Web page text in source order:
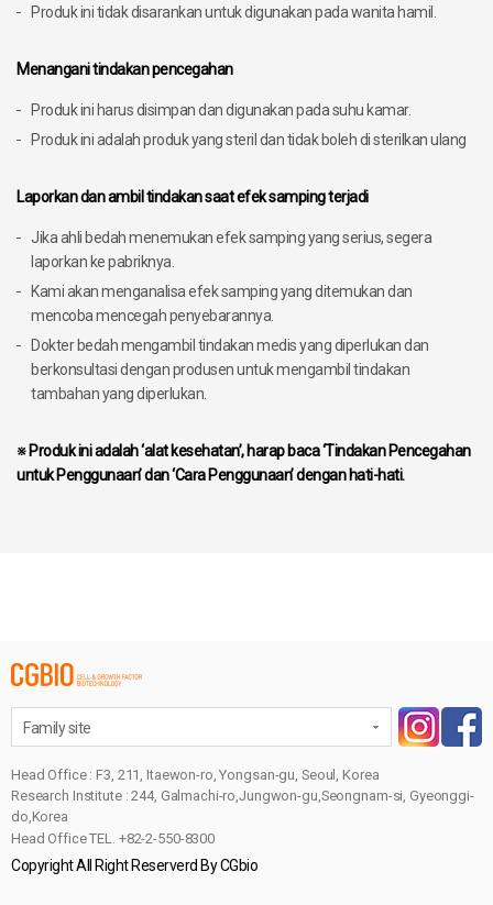
Produk ini tidak disarankan untuk digunakan pada wanita hamil.
Menangani tindakan pencegahan
Produk ini harus disimpan dan digunakan pada suhu kamar.
Produk ini adalah produk yang steril dan tidak boleh di sterilkan ulang
Laporkan dan ambil tindakan saat efek samping terjadi
Jika ahli bedah menemukan efek samping yang serius, segera
laporkan ke pabriknya.
Kami akan menganalisa efek samping yang ditemukan dan
mencoba mencegah penyebarannya.
Dokter bedah mengambil tindakan medis yang diperlukan dan
berkonsultasi dengan produsen untuk mengambil tindakan
tambahan yang diperlukan.
※ Produk ini adalah ‘alat kesehatan’, harap baca ‘Tindakan Pencegahan
untuk Penggunaan’ dan ‘Cara Penggunaan’ dengan hati-hati.
Head Office : F3, 211, Itaewon-ro, Yongsan-gu, Seoul, Korea
Research Institute : 244, Galmachi-ro,Jungwon-gu,Seongnam-si, Gyeonggi-
do,Korea
Head Office TEL. +82-2-550-8300
Copyright All Right Reserverd By CGbio
Family site